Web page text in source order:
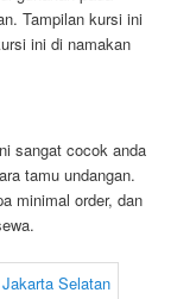
Tampilan kursi ini
ini di namakan
sangat cocok anda
tamu undangan.
minimal order, dan